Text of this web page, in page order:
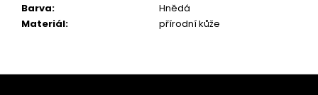
Barva:
Hnědá
Materiál: přírodní kůže
Z